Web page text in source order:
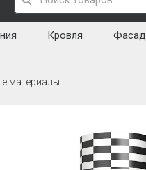
Кровля Фасад
материалы